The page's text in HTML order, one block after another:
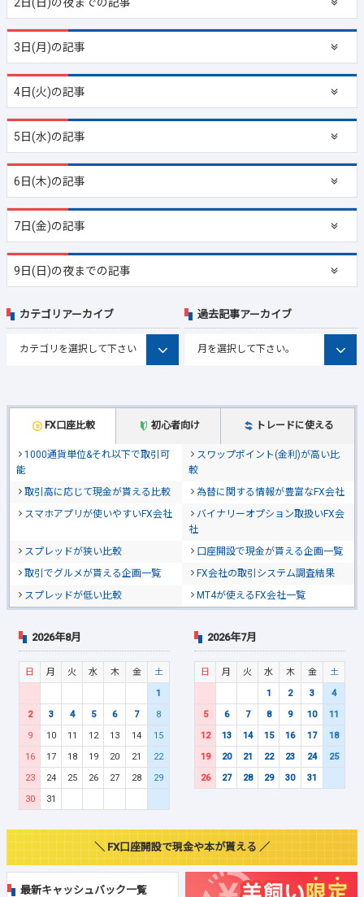
3日(月)の記事
4日(火)の記事
5日(水)の記事
6日(木)の記事
7日(金)の記事
9日(日)の夜までの記事
FX口座比較 初心者向け トレードに使える
1000通貨単位&それ以下で取引可
能
スワップポイント(金利)が高い比
較
取引高に応じて現金が貰える比較
為替に関する情報が豊富なFX会社
スマホアプリが使いやすいFX会社
バイナリーオプション取扱いFX会
社
スプレッドが狭い比較
口座開設で現金が貰える企画一覧
取引でグルメが貰える企画一覧
FX会社の取引システム調査結果
スプレッドが低い比較
MT4が使えるFX会社一覧
カテゴリアーカイブ 過去記事アーカイブ
2026年8月
日 月 火 水 木 金
土
1
2
3 4 5 6 7
8
9
10 11 12 13 14
15
16
17 18 19 20 21
22
23
24 25 26 27 28
29
30
31
2026年7月
日 月 火 水 木 金
土
1
2 3
4
5
6 7 8 9 10
11
12
13 14 15 16 17
18
19
20 21 22 23 24
25
26
27 28 29 30 31
＼ FX口座開設で現金や本が貰える ／
最新キャッシュバック一覧